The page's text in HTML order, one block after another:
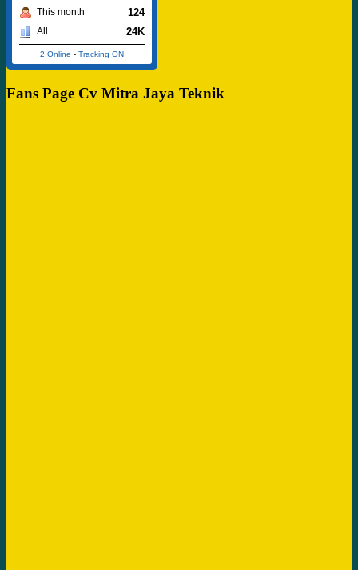
This month 124
All 24K
2 Online - Tracking ON
Fans Page Cv Mitra Jaya Teknik